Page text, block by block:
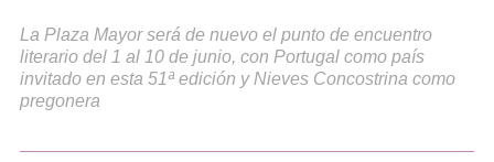
La Plaza Mayor será de nuevo el punto de encuentro
literario del 1 al 10 de junio, con Portugal como país
invitado en esta 51ª edición y Nieves Concostrina como
pregonera